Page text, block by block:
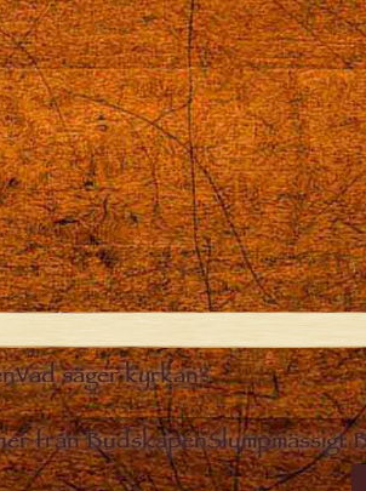
Vad säger kyrkan?
från BudskapenSlumpmässigt